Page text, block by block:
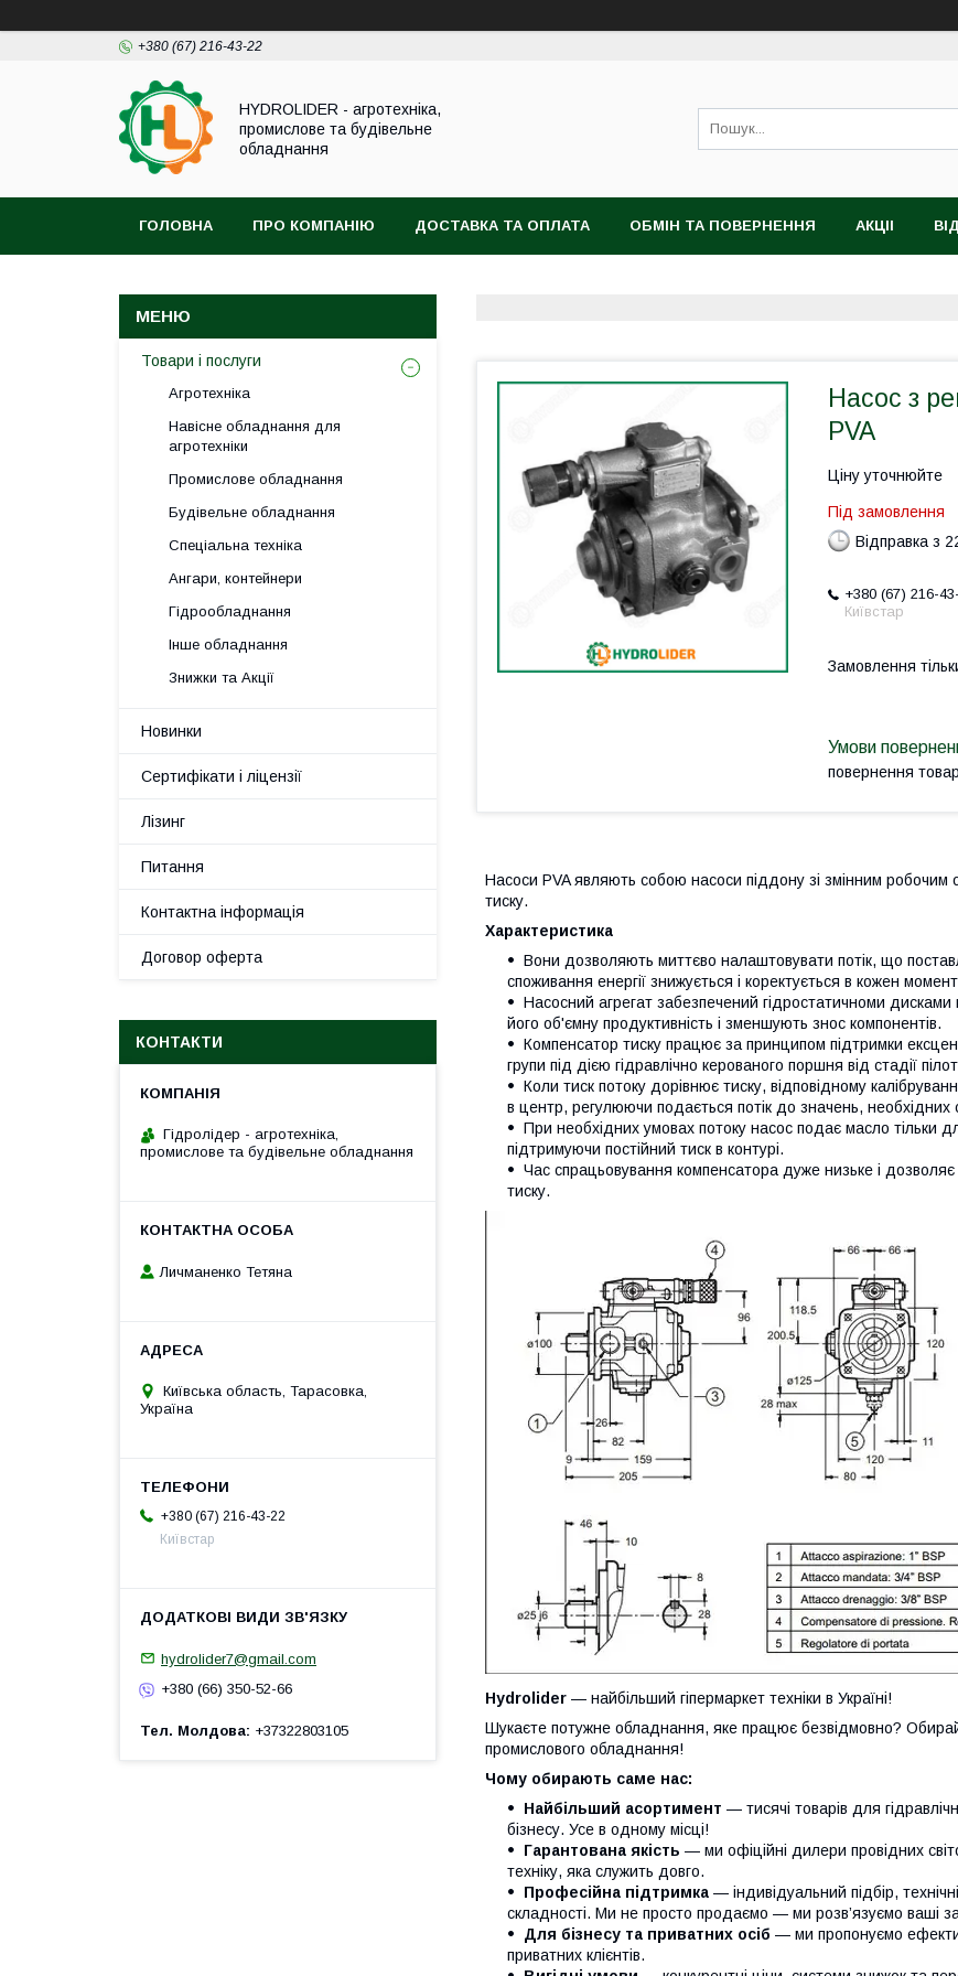
+380 (67) 216-43-22
HYDROLIDER - агротехніка,
промислове та будівельне
обладнання
ГОЛОВНА ПРО КОМПАНІЮ ДОСТАВКА ТА ОПЛАТА ОБМІН ТА ПОВЕРНЕННЯ АКЦІІ
Насос з
PVA
Ціну уточнюйте
Під замовлення
Відправка з
+380 (67) 216-
Київстар
Замовлення
повернення
Насоси PVA являють собою насоси піддону зі змінним робочим
тиску.
Характеристика
Вони дозволяють миттєво налаштовувати потік, що
споживання енергії знижується і коректується в кожен
Насосний агрегат забезпечений гідростатичноми дисками
його об'ємну продуктивність і зменшують знос компонентів.
Компенсатор тиску працює за принципом підтримки
групи під дією гідравлічно керованого поршня від стадії
Коли тиск потоку дорівнює тиску, відповідному
в центр, регулюючи подається потік до значень, необхідних
При необхідних умовах потоку насос подає масло тільки
підтримуючи постійний тиск в контурі.
Час спрацьовування компенсатора дуже низьке і
тиску.
Hydrolider — найбільший гіпермаркет техніки в Україні!
Шукаєте потужне обладнання, яке працює безвідмовно?
промислового обладнання!
Чому обирають саме нас:
Найбільший асортимент — тисячі товарів для
бізнесу. Усе в одному місці!
Гарантована якість — ми офіційні дилери провідних
техніку, яка служить довго.
Професійна підтримка — індивідуальний підбір,
складності. Ми не просто продаємо — ми розв’язуємо ваші
Для бізнесу та приватних осіб — ми пропонуємо
приватних клієнтів.
Товари і послуги
Агротехніка
Навісне обладнання для
агротехніки
Промислове обладнання
Будівельне обладнання
Спеціальна техніка
Ангари, контейнери
Гідрообладнання
Інше обладнання
Знижки та Акції
Новинки
Сертифікати і ліцензії
Лізинг
Питання
Контактна інформація
Договор оферта
КОНТАКТИ
Гідролідер - агротехніка,
промислове та будівельне обладнання
Личманенко Тетяна
Київська область, Тарасовка,
Україна
+380 (67) 216-43-22
Київстар
hydrolider7@gmail.com
+380 (66) 350-52-66
Тел. Молдова +37322803105